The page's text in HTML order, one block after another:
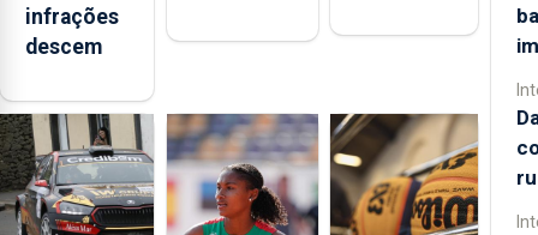
infrações
descem